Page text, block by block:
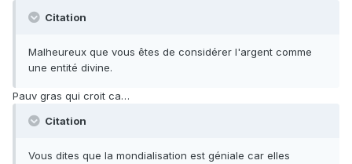
Citation
Malheureux que vous êtes de considérer l'argent comme
une entité divine.
Pauv gras qui croit ca…
Citation
Vous dites que la mondialisation est géniale car elles